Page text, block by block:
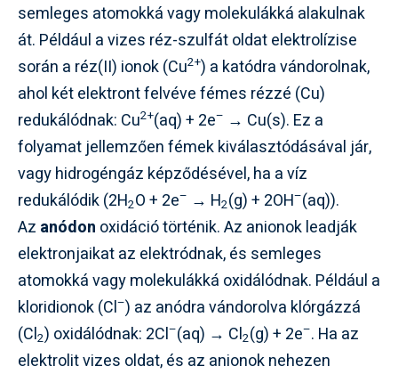
semleges atomokká vagy molekulákká alakulnak
át. Például a vizes réz-szulfát oldat elektrolízise
során a réz(II) ionok (Cu2+) a katódra vándorolnak,
ahol két elektront felvéve fémes rézzé (Cu)
redukálódnak: Cu2+(aq) + 2e– → Cu(s). Ez a
folyamat jellemzően fémek kiválasztódásával jár,
vagy hidrogéngáz képződésével, ha a víz
redukálódik (2H2O + 2e– → H2(g) + 2OH–(aq)).
Az anódon oxidáció történik. Az anionok leadják
elektronjaikat az elektródnak, és semleges
atomokká vagy molekulákká oxidálódnak. Például a
kloridionok (Cl–) az anódra vándorolva klórgázzá
(Cl2) oxidálódnak: 2Cl–(aq) → Cl2(g) + 2e–. Ha az
elektrolit vizes oldat, és az anionok nehezen